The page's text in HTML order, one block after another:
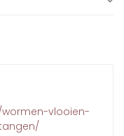
vlooien-